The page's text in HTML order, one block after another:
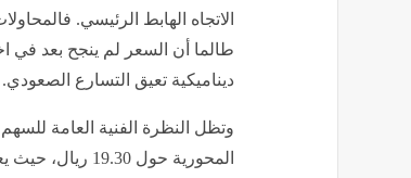
الاتجاه الهابط الرئيسي.
طالما أن السعر لم ينجح بعد في
ديناميكية تعيق التسارع الصعودي.
وتظل النظرة الفنية العامة
المحورية حول